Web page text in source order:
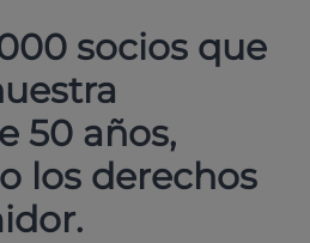
socios que
50 años,
los derechos